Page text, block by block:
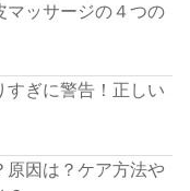
マッサージの４つの
すぎに警告！正しい
原因は？ケア方法や